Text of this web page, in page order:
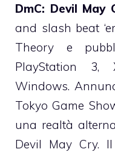
DmC: Devil May
and slash beat
Theory e
PlayStation 3,
Windows.
Tokyo Game
una realtà
Devil May Cry.